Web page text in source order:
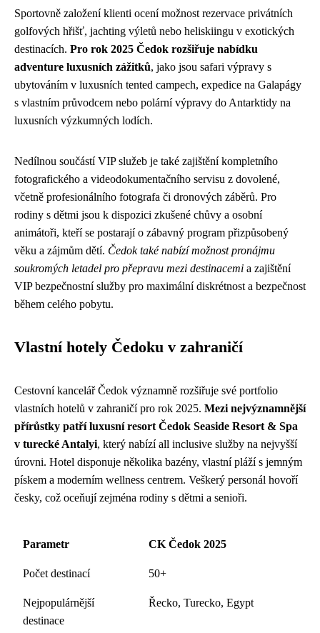
Sportovně založení klienti ocení možnost rezervace privátních
golfových hřišť, jachting výletů nebo heliskiingu v exotických
destinacích. Pro rok 2025 Čedok rozšiřuje nabídku
adventure luxusních zážitků, jako jsou safari výpravy s
ubytováním v luxusních tented campech, expedice na Galapágy
s vlastním průvodcem nebo polární výpravy do Antarktidy na
luxusních výzkumných lodích.
Nedílnou součástí VIP služeb je také zajištění kompletního
fotografického a videodokumentačního servisu z dovolené,
včetně profesionálního fotografa či dronových záběrů. Pro
rodiny s dětmi jsou k dispozici zkušené chůvy a osobní
animátoři, kteří se postarají o zábavný program přizpůsobený
věku a zájmům dětí. Čedok také nabízí možnost pronájmu
soukromých letadel pro přepravu mezi destinacemi a zajištění
VIP bezpečnostní služby pro maximální diskrétnost a bezpečnost
během celého pobytu.
Vlastní hotely Čedoku v zahraničí
Cestovní kancelář Čedok významně rozšiřuje své portfolio
vlastních hotelů v zahraničí pro rok 2025. Mezi nejvýznamnější
přírůstky patří luxusní resort Čedok Seaside Resort & Spa
v turecké Antalyi, který nabízí all inclusive služby na nejvyšší
úrovni. Hotel disponuje několika bazény, vlastní pláží s jemným
pískem a moderním wellness centrem. Veškerý personál hovoří
česky, což oceňují zejména rodiny s dětmi a senioři.
Parametr CK Čedok 2025
Počet destinací 50+
Nejpopulárnější
destinace
Řecko, Turecko, Egypt